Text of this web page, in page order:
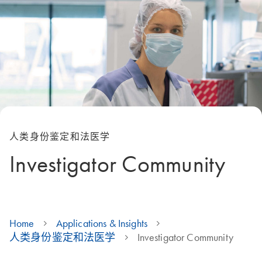
人类身份鉴定和法医学
Investigator Community
Home
Applications & Insights
人类身份鉴定和法医学
Investigator Community